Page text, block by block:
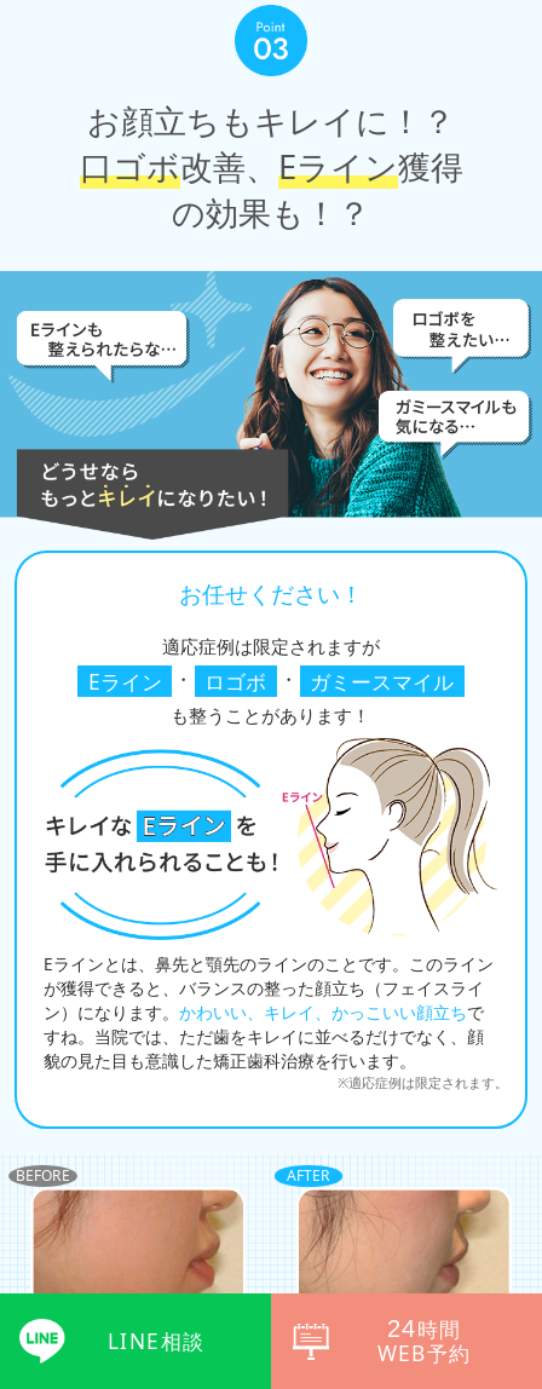
お顔立ちもキレイに！？
口ゴボ改善、 Eライン獲得
の効果も！？
お任せください！
適応症例は限定されますが
Eライン ・ ロゴボ ・ ガミースマイル
も整うことがあります！
Eラインとは、鼻先と顎先のラインのことです。このライン
が獲得できると、バランスの整った顔立ち（フェイスライ
ン）になります。 かわいい、キレイ、かっこいい顔立ちで
すね。当院では、ただ歯をキレイに並べるだけでなく、顔
貌の見た目も意識した矯正歯科治療を行います。
※適応症例は限定されます。
BEFORE AFTER
LINE相談 24時間
WEB予約